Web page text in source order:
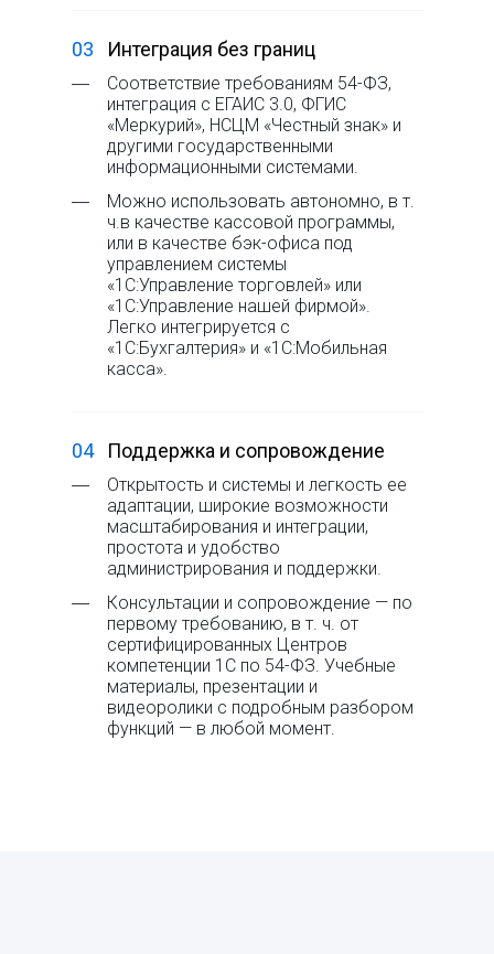
03 Интеграция без границ
Соответствие требованиям 54-ФЗ,
интеграция с ЕГАИС 3.0, ФГИС
«Меркурий», НСЦМ «Честный знак» и
другими государственными
информационными системами.
―
Можно использовать автономно, в т.
ч.в качестве кассовой программы,
или в качестве бэк-офиса под
управлением системы
«1С:Управление торговлей» или
«1С:Управление нашей фирмой».
Легко интегрируется с
«1С:Бухгалтерия» и «1С:Мобильная
касса».
―
04 Поддержка и сопровождение
Открытость и системы и легкость ее
адаптации, широкие возможности
масштабирования и интеграции,
простота и удобство
администрирования и поддержки.
―
Консультации и сопровождение — по
первому требованию, в т. ч. от
сертифицированных Центров
компетенции 1С по 54-ФЗ. Учебные
материалы, презентации и
видеоролики с подробным разбором
функций — в любой момент.
―